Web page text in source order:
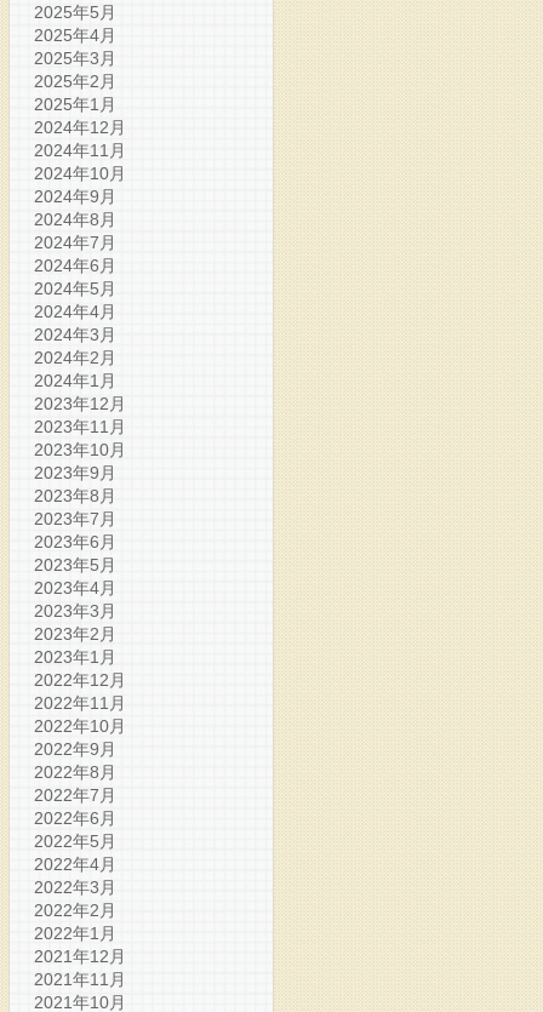
2025年5月
2025年4月
2025年3月
2025年2月
2025年1月
2024年12月
2024年11月
2024年10月
2024年9月
2024年8月
2024年7月
2024年6月
2024年5月
2024年4月
2024年3月
2024年2月
2024年1月
2023年12月
2023年11月
2023年10月
2023年9月
2023年8月
2023年7月
2023年6月
2023年5月
2023年4月
2023年3月
2023年2月
2023年1月
2022年12月
2022年11月
2022年10月
2022年9月
2022年8月
2022年7月
2022年6月
2022年5月
2022年4月
2022年3月
2022年2月
2022年1月
2021年12月
2021年11月
2021年10月